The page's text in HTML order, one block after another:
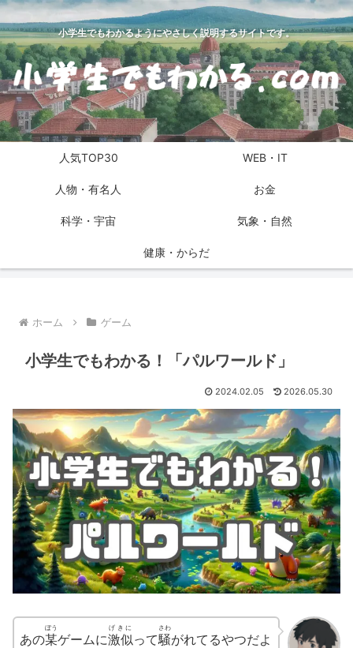
小学生でもわかるようにやさしく説明するサイトです。
人気TOP30 WEB・IT
人物・有名人 お金
科学・宇宙 気象・自然
健康・からだ
ホーム ゲーム
小学生でもわかる！「パルワールド」
2024.02.05 2026.05.30
あの某
ぼう
ゲームに激似
げきに
って騒
さわ
がれてるやつだよ